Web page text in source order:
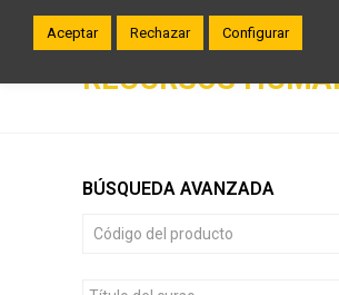
RECURSOS
BÚSQUEDA AVANZADA
Aceptar Rechazar Configurar